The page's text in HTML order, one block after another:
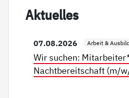
Ak­tu­el­les
07.08.2026 Arbeit &
Wir suchen:
Nachtbereitschaft (m/